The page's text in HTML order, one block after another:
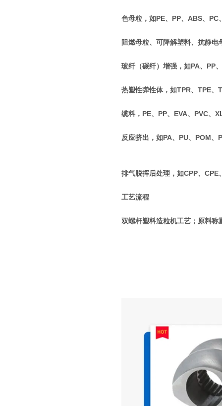
色母粒，如PE、PP、ABS、PC
阻燃母粒、可降解塑料、抗静电
玻纤（碳纤）增强，如PA、PP
热塑性弹性体，如TPR、TPE、
缆料，PE、PP、EVA、PVC、
反应挤出，如PA、PU、POM、
排气脱挥后处理，如CPP、
工艺流程
双螺杆塑料造粒机工艺；原料称